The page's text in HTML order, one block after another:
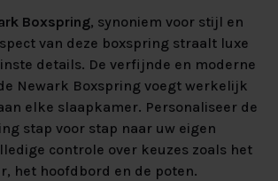
Boxspring, synoniem voor stijl en
van deze boxspring straalt luxe
details. De verfijnde en moderne
Newark Boxspring voegt werkelijk
elke slaapkamer. Personaliseer de
stap voor stap naar uw eigen
controle over keuzes zoals het
het hoofdbord en de poten.